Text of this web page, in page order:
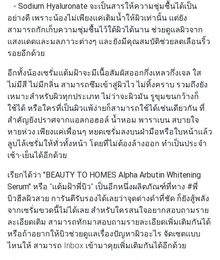
- Sodium Hyaluronate จะเป็นสารให้ความชุ่มชื้นได้เป็น
อย่างดี เพราะน้องไม่เพียงแค่เติมน้ำให้ผิวเท่านั้น แต่ยัง
สามารถกักเก็บความชุ่มชื้นไว้ใต้ผิวได้นาน ช่วยดูแลผิวจาก
แสงแดดและมลภาวะต่างๆ และยังมีคุณสมบัติช่วยลดเลือนริ้ว
รอยอีกด้วย
อีกทั้งน้องเซรั่มแต้มฝ้าจะมีเนื้อสัมผัสออกกึ่งเหลวกึ่งเจล ใส
ไม่มีสี ไม่มีกลิ่น สามารถซึมเข้าสู่ผิวไว ไม่ทิ้งคราบ รวมถึงยัง
เหมาะสำหรับผิวทุกประเภท ไม่ว่าจะผิวมัน รูขุมขนกว้างก็
ใช้ได้ หรือใครที่เป็นผิวแพ้ง่ายก็สามารถใช้ได้เช่นเดียวกัน ที่
สำคัญยังปราศจากแอลกอฮอล์ น้ำหอม พาราเบน สบายใจ
หายห่วง เพียงแค่เพื่อนๆ หยดเซรั่มลงบนฝ่ามือหรือใบหน้าแล้ว
ลูบไล้เซรั่มให้ทั่วทั้งหน้า โดยที่ไม่ต้องล้างออก ทำเป็นประจำ
เช้า-เย็นได้อีกด้วย
เรียกได้ว่า "BEAUTY TO HOMES Alpha Arbutin Whitening
Serum" หรือ "แต้มฝ้าพี่บิว" เป็นอีกหนึ่งผลิตภัณฑ์ที่ทาง #พี่
บิวฮีลผิวสวย การันตีรับรองได้เลยว่าจุดด่างดำที่ชัด ก็ยังสู้พลัง
จากเซรั่มขวดนี้ไม่ได้เลย สำหรับใครสนใจอยากสอบถามราย
ละเอียดเติม สามารถทักมาสอบถามรายละเอียดเพิ่มเติมกันได้
หรือถ้าอยากให้บิวช่วยดูแลเรื่องปัญหาผิวอะไร จัดเซตแบบ
ไหนให้ สามารถ Inbox เข้ามาคุยเพิ่มเติมกันได้อีกด้วย